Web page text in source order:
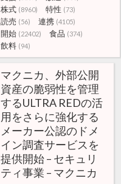
株式 (8960) 特性 (73)
読売 (56) 連携 (4105)
開始 (22402) 食品 (374)
飲料 (94)
マクニカ、外部公開
資産の脆弱性を管理
するULTRA REDの活
用をさらに強化する
メーカー公認のドメ
イン調査サービスを
提供開始 – セキュリ
ティ事業 – マクニカ